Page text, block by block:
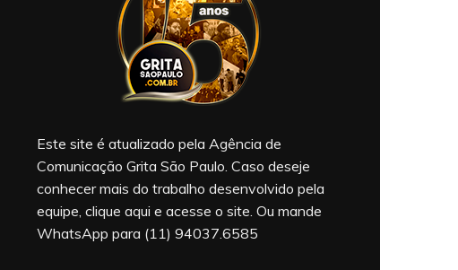
Este site é atualizado pela Agência de
Comunicação Grita São Paulo. Caso deseje
conhecer mais do trabalho desenvolvido pela
equipe, clique aqui e acesse o site. Ou mande
WhatsApp para (11) 94037.6585